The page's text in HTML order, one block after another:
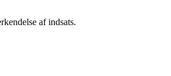
af indsats.